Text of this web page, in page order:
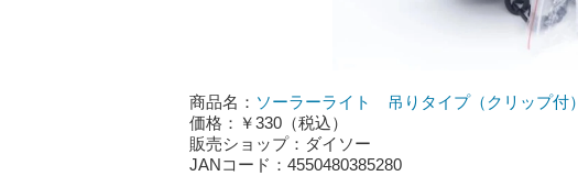
商品名： ソーラーライト 吊りタイプ（クリップ付）
価格：￥330（税込）
販売ショップ：ダイソー
JANコード：4550480385280